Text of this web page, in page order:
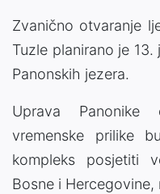
Zvanično otvaranje
Tuzle planirano je
Panonskih jezera.
Uprava
vremenske prilike
kompleks posjetiti
Bosne i